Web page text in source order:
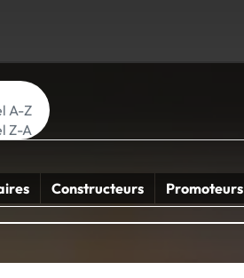
A-Z
Z-A
Constructeurs
Promoteurs